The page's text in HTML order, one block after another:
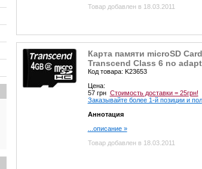
Товар добавлен в 18.03.2011
Карта памяти microSD
Transcend Class 6 no
Код товара: K23653
Цена:
57 грн Стоимость доставки = 25грн!
Заказывайте более 1-й позиции и
Аннотация
...описание »
Товар добавлен в 18.03.2011